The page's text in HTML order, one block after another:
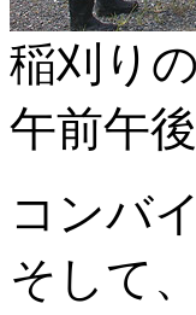
稲刈り
午前午
コンバ
そして